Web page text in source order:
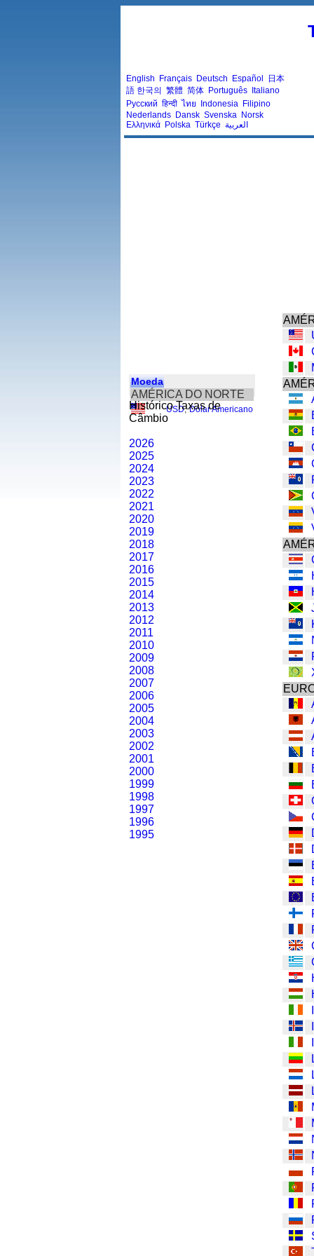
English Français Deutsch Español
日本
語 한국의 繁體 简体 Português Italiano
Русский हिन्दी ไทย Indonesia Filipino
Nederlands Dansk Svenska Norsk
Ελληνικά Polska Türkçe العربية
Moeda
AMÉRICA DO NORTE
USD, Dólar Americano
Histórico Taxas de
Câmbio
2026
2025
2024
2023
2022
2021
2020
2019
2018
2017
2016
2015
2014
2013
2012
2011
2010
2009
2008
2007
2006
2005
2004
2003
2002
2001
2000
1999
1998
1997
1996
1995